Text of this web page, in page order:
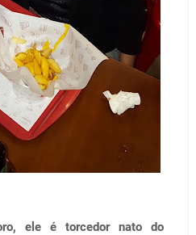
ele é torcedor nato do